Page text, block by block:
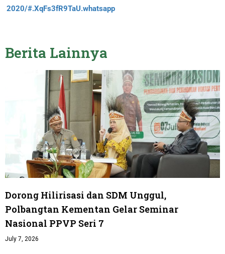
2020/#.XqFs3fR9TaU.whatsapp
Berita Lainnya
Dorong Hilirisasi dan SDM Unggul,
Polbangtan Kementan Gelar Seminar
Nasional PPVP Seri 7
July 7, 2026